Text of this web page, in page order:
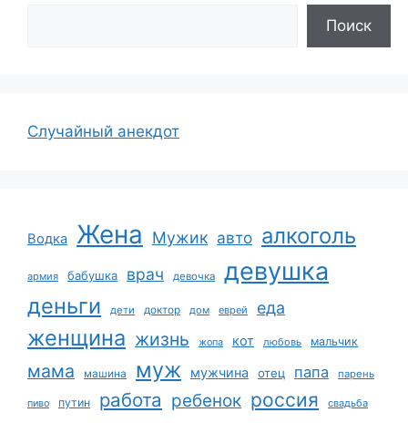
Поиск
Случайный анекдот
Водка Жена Мужик авто алкоголь
армия бабушка врач девочка девушка
деньги дети доктор дом еврей еда
женщина жизнь жопа кот любовь мальчик
мама машина муж мужчина отец папа парень
пиво путин работа ребенок россия свадьба